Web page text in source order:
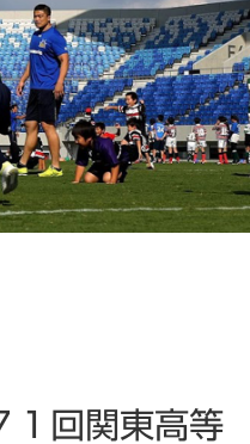
回関東高等